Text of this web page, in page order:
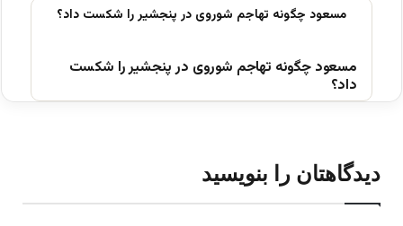
مسعود چگونه تهاجم شوروی در پنجشیر را شکست
داد؟
دیدگاهتان را بنویسید